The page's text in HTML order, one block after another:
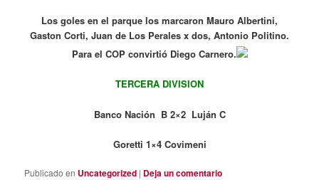
Los goles en el parque los marcaron Mauro Albertini,
Gaston Corti, Juan de Los Perales x dos, Antonio Politino.
Para el COP convirtió Diego Carnero.
TERCERA DIVISION
Banco Nación B 2×2 Luján C
Goretti 1×4 Covimeni
Publicado en Uncategorized | Deja un comentario